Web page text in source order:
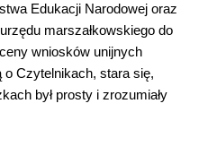
Edukacji Narodowej oraz
marszałkowskiego do
wniosków unijnych
Czytelnikach, stara się,
był prosty i zrozumiały